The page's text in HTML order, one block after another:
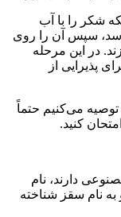
شکر را با آب
سپس آن را روی
در این مرحله
پذیرایی از
می‌کنیم حتماً
کنید.
دارند، نام
نام سقز شناخته